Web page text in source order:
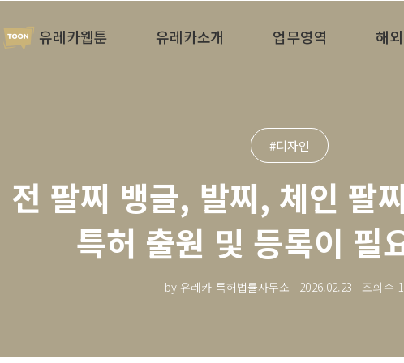
유레카웹툰 유레카소개 업무영역 해
#디자인
전 팔찌 뱅글, 발찌, 체인 팔
특허 출원 및 등록이 필
by 유레카 특허법률사무소 2026.02.23 조회수